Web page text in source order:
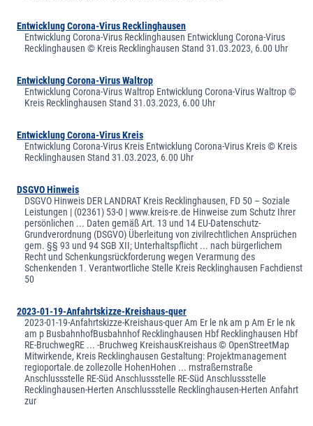
Entwicklung Corona-Virus Recklinghausen
Entwicklung Corona-Virus Recklinghausen Entwicklung Corona-Virus
Recklinghausen © Kreis Recklinghausen Stand 31.03.2023, 6.00 Uhr
Entwicklung Corona-Virus Waltrop
Entwicklung Corona-Virus Waltrop Entwicklung Corona-Virus Waltrop ©
Kreis Recklinghausen Stand 31.03.2023, 6.00 Uhr
Entwicklung Corona-Virus Kreis
Entwicklung Corona-Virus Kreis Entwicklung Corona-Virus Kreis © Kreis
Recklinghausen Stand 31.03.2023, 6.00 Uhr
DSGVO Hinweis
DSGVO Hinweis DER LANDRAT Kreis Recklinghausen, FD 50 – Soziale
Leistungen | (02361) 53-0 | www.kreis-re.de Hinweise zum Schutz Ihrer
persönlichen ... Daten gemäß Art. 13 und 14 EU-Datenschutz-
Grundverordnung (DSGVO) Überleitung von zivilrechtlichen Ansprüchen
gem. §§ 93 und 94 SGB XII; Unterhaltspflicht ... nach bürgerlichem
Recht und Schenkungsrückforderung wegen Verarmung des
Schenkenden 1. Verantwortliche Stelle Kreis Recklinghausen Fachdienst
50
2023-01-19-Anfahrtskizze-Kreishaus-quer
2023-01-19-Anfahrtskizze-Kreishaus-quer Am Er le nk am p Am Er le nk
am p BusbahnhofBusbahnhof Recklinghausen Hbf Recklinghausen Hbf
RE-BruchwegRE ... -Bruchweg KreishausKreishaus © OpenStreetMap
Mitwirkende, Kreis Recklinghausen Gestaltung: Projektmanagement
regioportale.de zollezolle HohenHohen ... rnstraßernstraße
Anschlussstelle RE-Süd Anschlussstelle RE-Süd Anschlussstelle
Recklinghausen-Herten Anschlussstelle Recklinghausen-Herten Anfahrt
zur